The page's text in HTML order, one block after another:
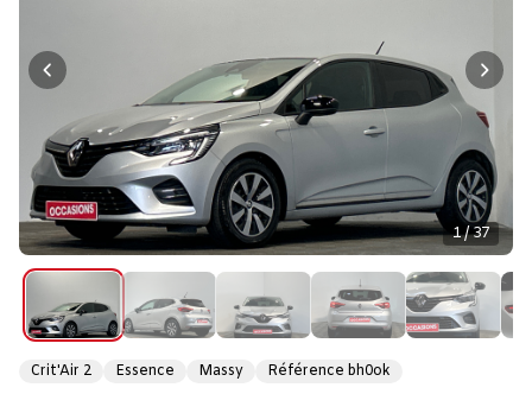
1 / 37
Crit'Air 2 Essence Massy Référence bh0ok